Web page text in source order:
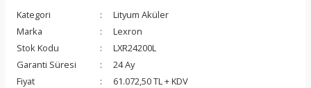
Kategori
Lityum Aküler
Marka
Lexron
Stok Kodu
LXR24200L
Garanti Süresi
24 Ay
Fiyat
61.072,50 TL + KDV